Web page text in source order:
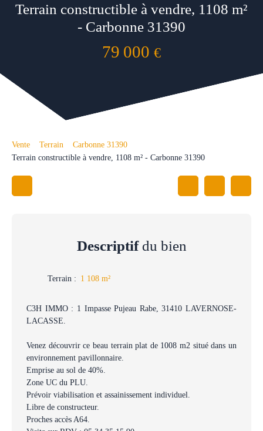
Terrain constructible à vendre, 1108 m²
- Carbonne 31390
79 000 €
Vente Terrain
Carbonne 31390
Terrain constructible à vendre, 1108 m² - Carbonne 31390
Descriptifdu bien
Terrain : 1 108 m²
C3H IMMO : 1 Impasse Pujeau Rabe, 31410 LAVERNOSE-
LACASSE.
Venez découvrir ce beau terrain plat de 1008 m2 situé dans un
environnement pavillonnaire.
Emprise au sol de 40%.
Zone UC du PLU.
Prévoir viabilisation et assainissement individuel.
Libre de constructeur.
Proches accès A64.